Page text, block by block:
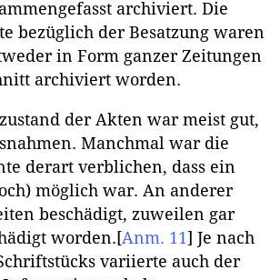
archiviert. Die
bezüglich der Besatzung waren
in Form ganzer Zeitungen
archiviert worden.
der Akten war meist gut,
Manchmal war die
derart verblichen, dass ein
möglich war. An anderer
beschädigt, zuweilen gar
worden. [Anm. 11] Je nach
variierte auch der